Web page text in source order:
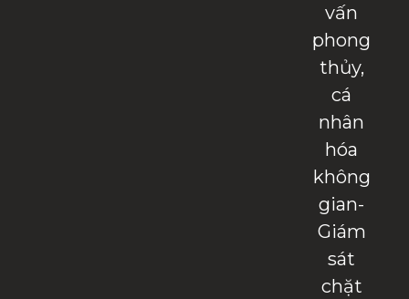
vấn
phong
thủy,
cá
nhân
hóa
không
gian-
Giám
sát
chặt